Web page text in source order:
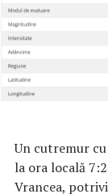
Un cutremur
la ora locală
Vrancea,